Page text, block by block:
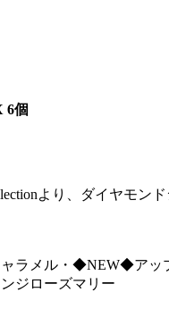
6個
より、ダイヤモン
ャラメル・◆NEW◆ア
ジローズマリー